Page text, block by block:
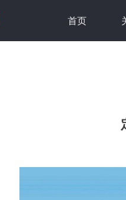
首页